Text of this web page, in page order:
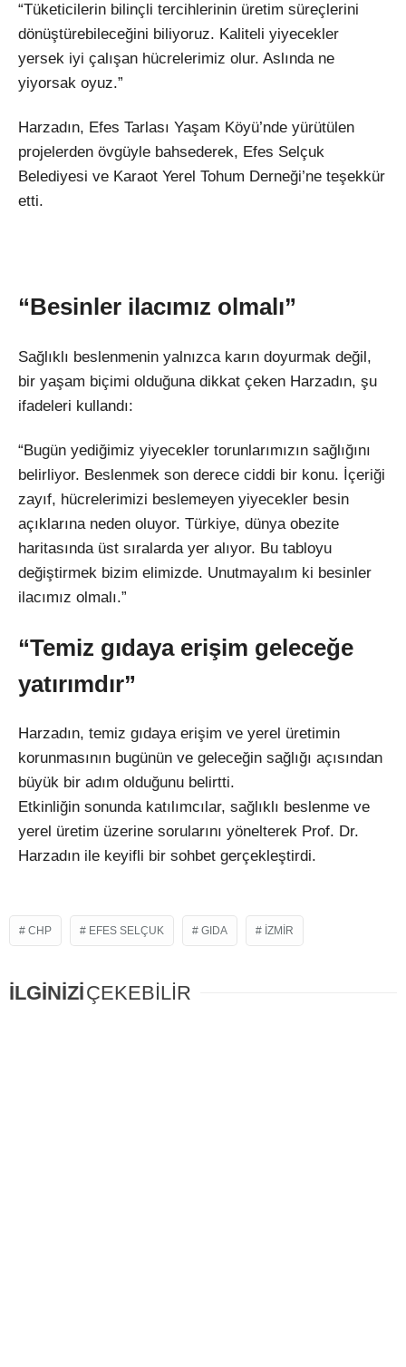
“Tüketicilerin bilinçli tercihlerinin üretim süreçlerini
dönüştürebileceğini biliyoruz. Kaliteli yiyecekler
yersek iyi çalışan hücrelerimiz olur. Aslında ne
yiyorsak oyuz.”
Harzadın, Efes Tarlası Yaşam Köyü’nde yürütülen
projelerden övgüyle bahsederek, Efes Selçuk
Belediyesi ve Karaot Yerel Tohum Derneği’ne teşekkür
etti.
“Besinler ilacımız olmalı”
Sağlıklı beslenmenin yalnızca karın doyurmak değil,
bir yaşam biçimi olduğuna dikkat çeken Harzadın, şu
ifadeleri kullandı:
“Bugün yediğimiz yiyecekler torunlarımızın sağlığını
belirliyor. Beslenmek son derece ciddi bir konu. İçeriği
zayıf, hücrelerimizi beslemeyen yiyecekler besin
açıklarına neden oluyor. Türkiye, dünya obezite
haritasında üst sıralarda yer alıyor. Bu tabloyu
değiştirmek bizim elimizde. Unutmayalım ki besinler
ilacımız olmalı.”
“Temiz gıdaya erişim geleceğe
yatırımdır”
Harzadın, temiz gıdaya erişim ve yerel üretimin
korunmasının bugünün ve geleceğin sağlığı açısından
büyük bir adım olduğunu belirtti.
Etkinliğin sonunda katılımcılar, sağlıklı beslenme ve
yerel üretim üzerine sorularını yönelterek Prof. Dr.
Harzadın ile keyifli bir sohbet gerçekleştirdi.
CHP EFES SELÇUK GIDA IZMIR
İLGİNİZİÇEKEBİLİR